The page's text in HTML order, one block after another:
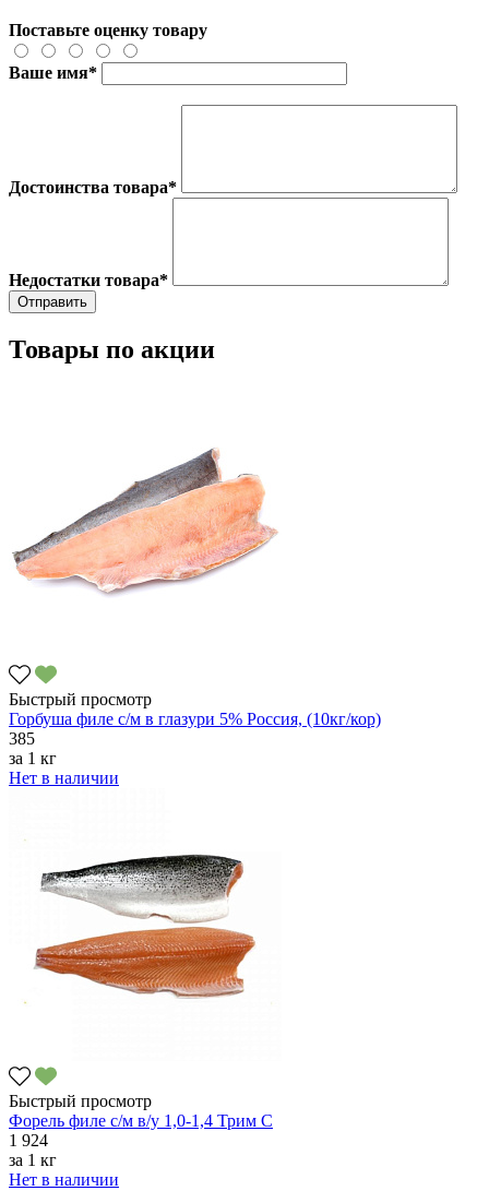
Поставьте оценку товару
Ваше имя*
Достоинства товара*
Недостатки товара*
Товары по акции
Быстрый просмотр
Горбуша филе с/м в глазури 5% Россия, (10кг/кор)
385
за 1 кг
Нет в наличии
Быстрый просмотр
Форель филе с/м в/у 1,0-1,4 Трим C
1 924
за 1 кг
Нет в наличии